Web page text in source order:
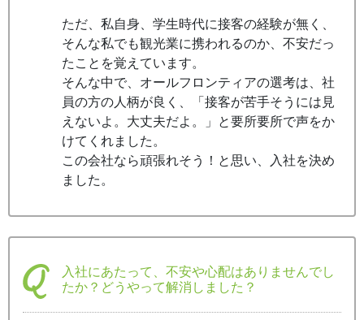
ただ、私自身、学生時代に接客の経験が無く、
そんな私でも観光業に携われるのか、不安だっ
たことを覚えています。
そんな中で、オールフロンティアの選考は、社
員の方の人柄が良く、「接客が苦手そうには見
えないよ。大丈夫だよ。」と要所要所で声をか
けてくれました。
この会社なら頑張れそう！と思い、入社を決め
ました。
入社にあたって、不安や心配はありませんでし
たか？どうやって解消しました？